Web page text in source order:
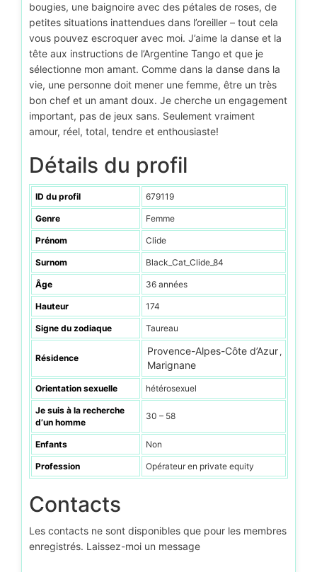
bougies, une baignoire avec des pétales de roses, de
petites situations inattendues dans l’oreiller – tout cela
vous pouvez escroquer avec moi. J’aime la danse et la
tête aux instructions de l’Argentine Tango et que je
sélectionne mon amant. Comme dans la danse dans la
vie, une personne doit mener une femme, être un très
bon chef et un amant doux. Je cherche un engagement
important, pas de jeux sans. Seulement vraiment
amour, réel, total, tendre et enthousiaste!
Détails du profil
ID du profil 679119
Genre Femme
Prénom Clide
Surnom Black_Cat_Clide_84
Âge 36 années
Hauteur 174
Signe du zodiaque Taureau
Résidence
Provence-Alpes-Côte d’Azur ,
Marignane
Orientation sexuelle hétérosexuel
Je suis à la recherche
d’un homme
30 – 58
Enfants Non
Profession Opérateur en private equity
Contacts
Les contacts ne sont disponibles que pour les membres
enregistrés. Laissez-moi un message